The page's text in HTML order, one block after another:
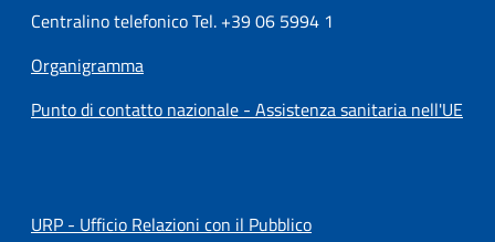
Centralino telefonico Tel. +39 06 5994 1
Organigramma
Punto di contatto nazionale - Assistenza sanitaria nell'UE
URP - Ufficio Relazioni con il Pubblico